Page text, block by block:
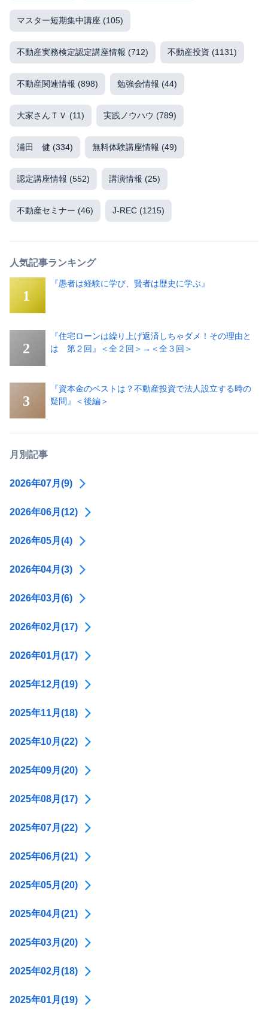
マスター短期集中講座 (105)
不動産実務検定認定講座情報 (712) 不動産投資 (1131)
不動産関連情報 (898) 勉強会情報 (44)
大家さんＴＶ (11) 実践ノウハウ (789)
浦田 健 (334) 無料体験講座情報 (49)
認定講座情報 (552) 講演情報 (25)
不動産セミナー (46) J-REC (1215)
人気記事ランキング
『愚者は経験に学び、賢者は歴史に学ぶ』
『住宅ローンは繰り上げ返済しちゃダメ！その理由と
は 第２回』＜全２回＞→＜全３回＞
『資本金のベストは？不動産投資で法人設立する時の
疑問』＜後編＞
月別記事
2026年07月(9)
2026年06月(12)
2026年05月(4)
2026年04月(3)
2026年03月(6)
2026年02月(17)
2026年01月(17)
2025年12月(19)
2025年11月(18)
2025年10月(22)
2025年09月(20)
2025年08月(17)
2025年07月(22)
2025年06月(21)
2025年05月(20)
2025年04月(21)
2025年03月(20)
2025年02月(18)
2025年01月(19)